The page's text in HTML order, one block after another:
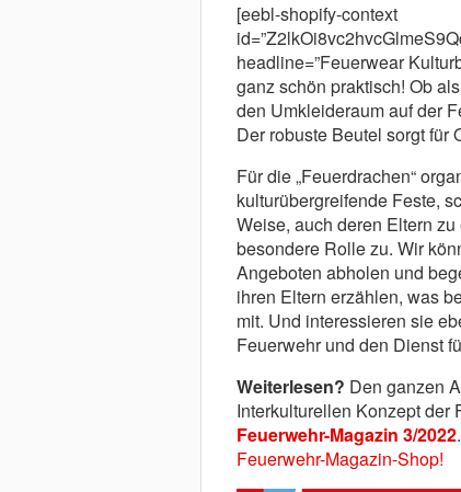
[eebl-shopify-context
headline=”Feuerwear
ganz schön praktisch! Ob
den Umkleideraum auf der
Der robuste Beutel sorgt für
Für die „Feuerdrachen“
kulturübergreifende Feste,
Weise, auch deren Eltern
besondere Rolle zu. Wir
Angeboten abholen und
ihren Eltern erzählen, was
mit. Und interessieren sie
Feuerwehr und den Dienst
Weiterlesen? Den ganzen
Interkulturellen Konzept der
Feuerwehr-Magazin 3/2022
Feuerwehr-Magazin-Shop!